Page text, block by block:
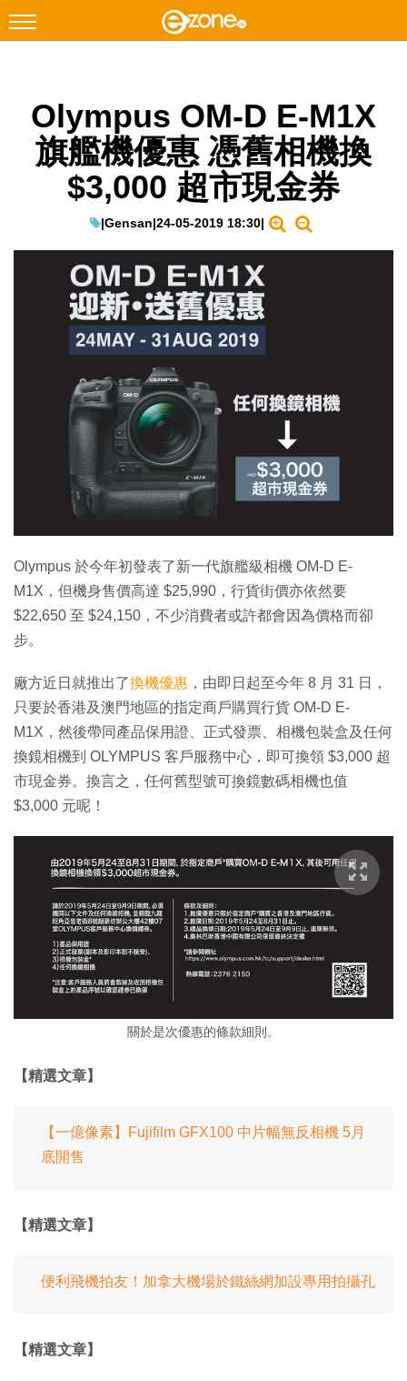
Facebook Instagram
科技焦點
教學評測
生成式AI與雲端應用
Enterprise Digital Transformation
Olympus OM-D E-M1X
旗艦機優惠 憑舊相機換
$3,000 超市現金券
|Gensan|24-05-2019 18:30|
Olympus 於今年初發表了新一代旗艦級相機 OM-D E-
M1X，但機身售價高達 $25,990，行貨街價亦依然要
$22,650 至 $24,150，不少消費者或許都會因為價格而卻
步。
廠方近日就推出了換機優惠 ，由即日起至今年 8 月 31 日，
只要於香港及澳門地區的指定商戶購買行貨 OM-D E-
M1X，然後帶同產品保用證、正式發票、相機包裝盒及任何
換鏡相機到 OLYMPUS 客戶服務中心，即可換領 $3,000 超
市現金券。換言之，任何舊型號可換鏡數碼相機也值
$3,000 元呢！
關於是次優惠的條款細則。
【精選文章】
【一億像素】Fujifilm GFX100 中片幅無反相機 5月
底開售
【精選文章】
便利飛機拍友！加拿大機場於鐵絲網加設專用拍攝孔
【精選文章】